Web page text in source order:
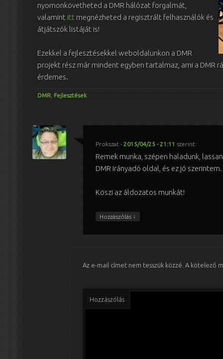
nyomonkövetheted a DMR hálózat forgalmát,
valamint itt megnézheted a regisztrált felhasználók és
átjátszók listáját is!
Ezekkel a fejlesztésekkel weboldalunkon a DMR
projekt rész már mindent egyben tartalmaz, ami a DMR
érdemes.
DMR Fejlesztések
Prokszat- 2015/04/25 - 21:11 szerint:
Remek munka, szépen haladunk,
DMR irányadó oldal, és ez jó szerintem.
Köszi az áldozatos munkát!
Hozzászólás ↓
Az e-mail címet nem tesszük közzé. A kötelező
Hozzászólás